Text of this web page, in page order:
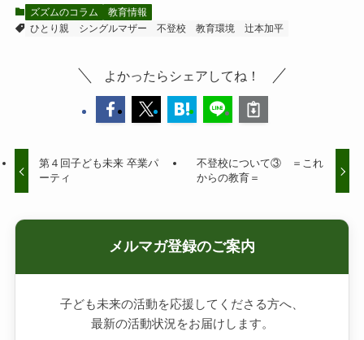
ズズムのコラム
教育情報
ひとり親
シングルマザー 不登校 教育環境 辻本加平
よかったらシェアしてね！
第４回子ども未来 卒業パ
ーティ
不登校について③ ＝これ
からの教育＝
メルマガ登録のご案内
子ども未来の活動を応援してくださる方へ、
最新の活動状況をお届けします。